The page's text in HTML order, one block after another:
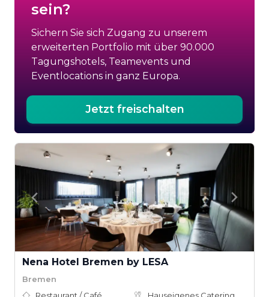
sein?
Sichern Sie sich Zugang zu unserem
erweiterten Portfolio mit über 90.000
Tagungshotels, Teamevents und
Eventlocations in ganz Europa.
Jetzt freischalten
Nena Hotel Bremen by LESA
Bremen